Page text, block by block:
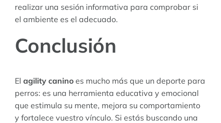
realizar una sesión informativa para comprobar si
el ambiente es el adecuado.
Conclusión
El agility caninoes mucho más que un deporte para
perros: es una herramienta educativa y emocional
que estimula su mente, mejora su comportamiento
y fortalece vuestro vínculo. Si estás buscando una